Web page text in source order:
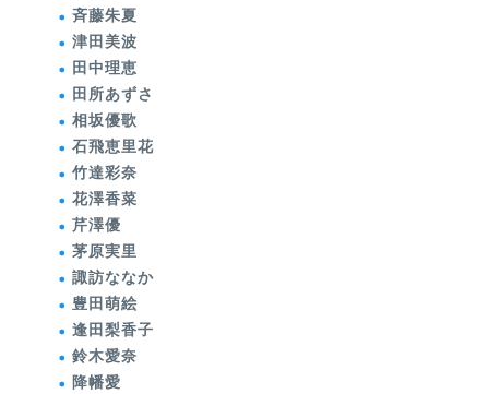
斉藤朱夏
津田美波
田中理恵
田所あずさ
相坂優歌
石飛恵里花
竹達彩奈
花澤香菜
芹澤優
茅原実里
諏訪ななか
豊田萌絵
逢田梨香子
鈴木愛奈
降幡愛